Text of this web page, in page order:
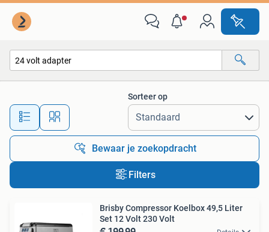
Alle afstanden…
Sorteer op
Bewaar je zoekopdracht
Filters
Brisby Compressor Koelbox 49,5 Liter
Set 12 Volt 230 Volt